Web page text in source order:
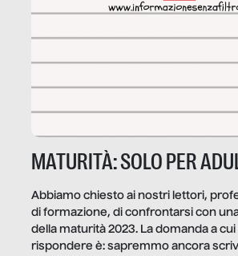
MATURITÀ: SOLO PER
Abbiamo chiesto ai nostri lettori,
di formazione, di confrontarsi con
della maturità 2023. La domanda a
rispondere è: sapremmo ancora